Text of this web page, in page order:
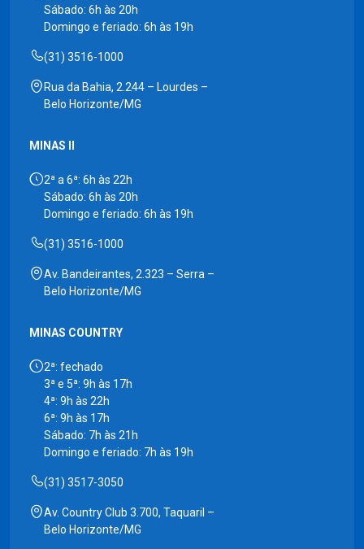
Sábado: 6h às 20h
Domingo e feriado: 6h às 19h
(31) 3516-1000
Rua da Bahia, 2.244 – Lourdes –
Belo Horizonte/MG
MINAS II
2ª a 6ª: 6h às 22h
Sábado: 6h às 20h
Domingo e feriado: 6h às 19h
(31) 3516-1000
Av. Bandeirantes, 2.323 – Serra –
Belo Horizonte/MG
MINAS COUNTRY
2ª: fechado
3ª e 5ª: 9h às 17h
4ª: 9h às 22h
6ª: 9h às 17h
Sábado: 7h às 21h
Domingo e feriado: 7h às 19h
(31) 3517-3050
Av. Country Club 3.700, Taquaril –
Belo Horizonte/MG